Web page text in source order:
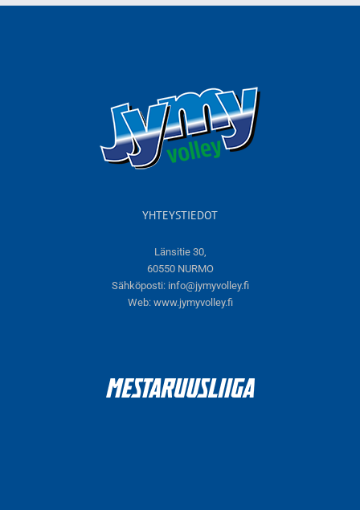
YHTEYSTIEDOT
Länsitie 30,
60550 NURMO
Sähköposti: info@jymyvolley.fi
Web: www.jymyvolley.fi